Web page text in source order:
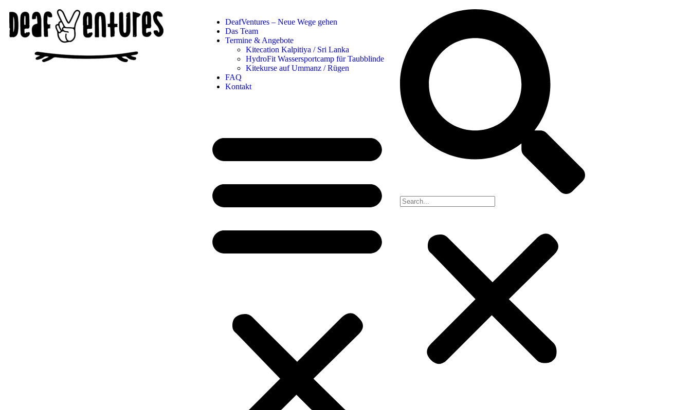
DeafVentures – Neue Wege gehen
Das Team
Termine & Angebote
Kitecation Kalpitiya / Sri Lanka
HydroFit Wassersportcamp für Taubblinde
Kitekurse auf Ummanz / Rügen
FAQ
Kontakt